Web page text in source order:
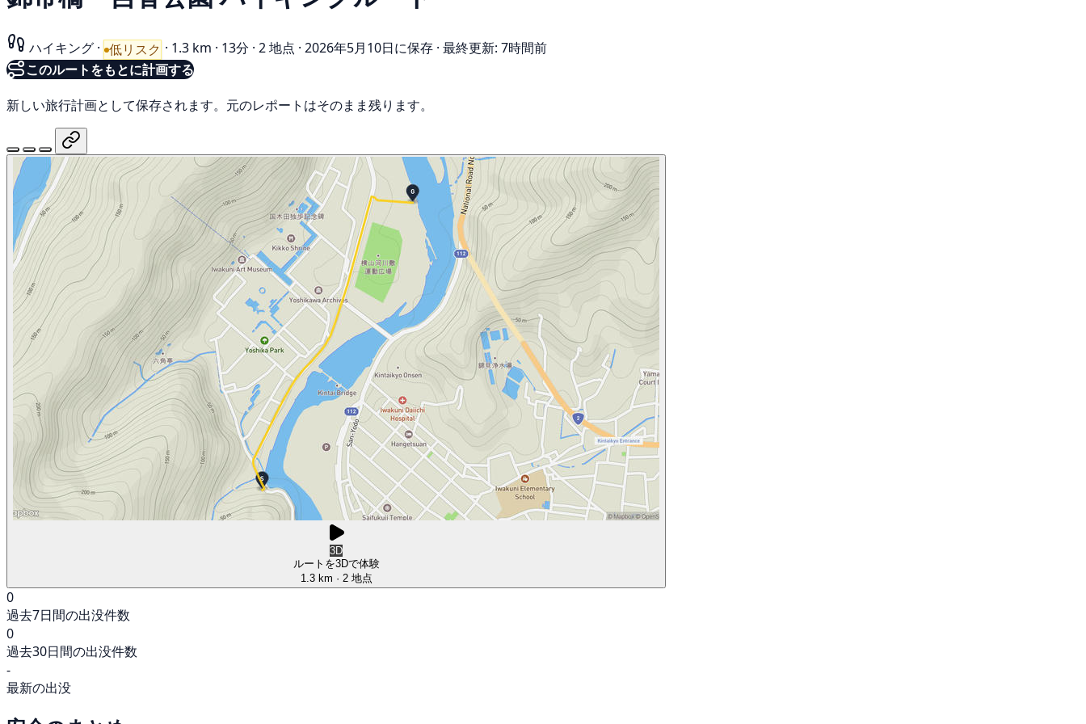
ハイキング · 低リスク · 1.3 km · 13分 · 2 地点 · 2026年5月10日に保存 · 最終更新: 7時間前
このルートをもとに計画する
新しい旅行計画として保存されます。元のレポートはそのまま残ります。
3D
ルートを3Dで体験
1.3 km · 2 地点
0
過去7日間の出没件数
0
過去30日間の出没件数
-
最新の出没